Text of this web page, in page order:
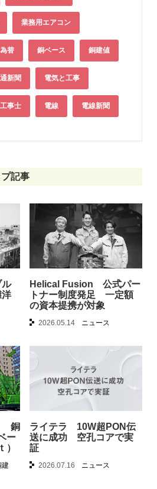
業務用エアコン
為替 銅ベース 銅建値
新聞 電気と工事
事士 電線 電線新聞
記事
Helical Fusion 公式パー
トナー制度発足 一定額
の資本提携が対象
2026.05.14 ニュース
銅
ー
建
ライテラ 10W超PON伝
送に成功 空孔コアで実
証
2026.07.16 ニュース